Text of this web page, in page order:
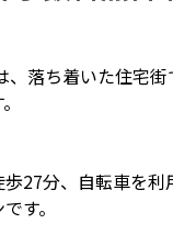
、 落ち着いた住宅
27分、 自転車を利
す。